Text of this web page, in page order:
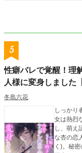
5
性癖バレで覚醒！理
人様に変身しました
冬島六花
しっかり
女は熱烈
し、萌え
な杏の恋
く)。秘